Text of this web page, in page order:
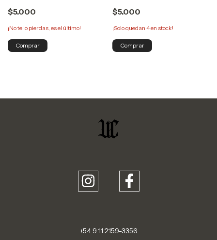
$5.000
¡No te lo pierdas, es el último!
Comprar
$5.000
¡Solo quedan 4en stock!
Comprar
+54 9 11 2159-3356